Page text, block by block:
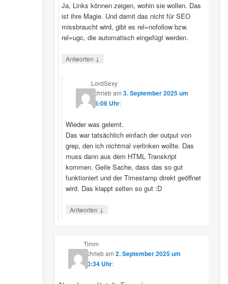
Ja, Links können zeigen, wohin sie wollen. Das
ist ihre Magie. Und damit das nicht für SEO
missbraucht wird, gibt es rel=nofollow bzw.
rel=ugc, die automatisch eingefügt werden.
Antworten ↓
LordSexy
schriebam 3. September 2025 um
16:06 Uhr:
Wieder was gelernt.
Das war tatsächlich einfach der output von
grep, den ich nichtmal verlinken wollte. Das
muss dann aus dem HTML Transkript
kommen. Geile Sache, dass das so gut
funktioniert und der Timestamp direkt geöffnet
wird. Das klappt selten so gut :D
Antworten ↓
Timm
schriebam 2. September 2025 um
10:34 Uhr: